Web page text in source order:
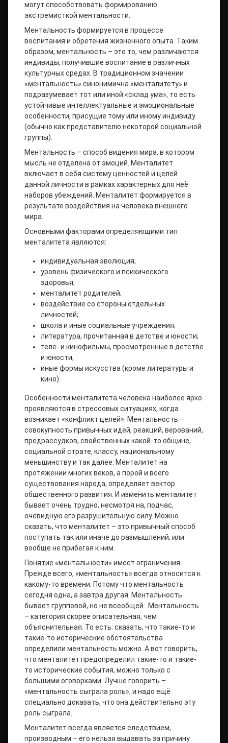
могут способствовать формированию
экстремисткой ментальности.
Ментальность формируется в процессе
воспитания и обретения жизненного опыта. Таким
образом, ментальность – это то, чем различаются
индивиды, получившие воспитание в различных
культурных средах. В традиционном значении
«ментальность» синонимична «менталитету» и
подразумевает тот или иной «склад ума», то есть
устойчивые интеллектуальные и эмоциональные
особенности, присущие тому или иному индивиду
(обычно как представителю некоторой социальной
группы).
Ментальность – способ видения мира, в котором
мысль не отделена от эмоций. Менталитет
включает в себя систему ценностей и целей
данной личности в рамках характерных для неё
наборов убеждений. Менталитет формируется в
результате воздействия на человека внешнего
мира.
Основными факторами определяющими тип
менталитета являются:
индивидуальная эволюция;
уровень физического и психического
здоровья;
менталитет родителей;
воздействие со стороны отдельных
личностей;
школа и иные социальные учреждения;
литература, прочитанная в детстве и юности;
теле- и кинофильмы, просмотренные в детстве
и юности;
иные формы искусства (кроме литературы и
кино).
Особенности менталитета человека наиболее ярко
проявляются в стрессовых ситуациях, когда
возникает «конфликт целей». Ментальность –
совокупность привычных идей, реакций, верований,
предрассудков, свойственных какой-то общине,
социальной страте, классу, национальному
меньшинству и так далее. Менталитет на
протяжении многих веков, а порой и всего
существования народа, определяет вектор
общественного развития. И изменить менталитет
бывает очень трудно, несмотря на, подчас,
очевидную его разрушительную силу. Можно
сказать, что менталитет – это привычный способ
поступать так или иначе до размышлений, или
вообще не прибегая к ним.
Понятие «ментальности» имеет ограничения.
Прежде всего, «ментальность» всегда относится к
какому-то времени. Потому что ментальность
сегодня одна, а завтра другая. Ментальность
бывает групповой, но не всеобщей. Ментальность
– категория скорее описательная, чем
объяснительная. То есть: сказать, что такие-то и
такие-то исторические обстоятельства
определили ментальность можно. А вот говорить,
что менталитет предопределил такие-то и такие-
то исторические события, можно только с
большими оговорками. Лучше говорить –
«ментальность сыграла роль», и надо ещё
специально доказать, что она действительно эту
роль сыграла.
Менталитет всегда является следствием,
производным – его нельзя выдавать за причину.